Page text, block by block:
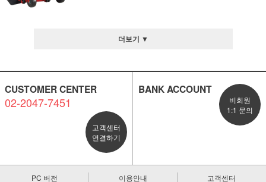
더보기 ▼
CUSTOMER CENTER
02-2047-7451
고객센터
연결하기
BANK ACCOUNT
비회원
1:1 문의
PC 버전 이용안내 고객센터